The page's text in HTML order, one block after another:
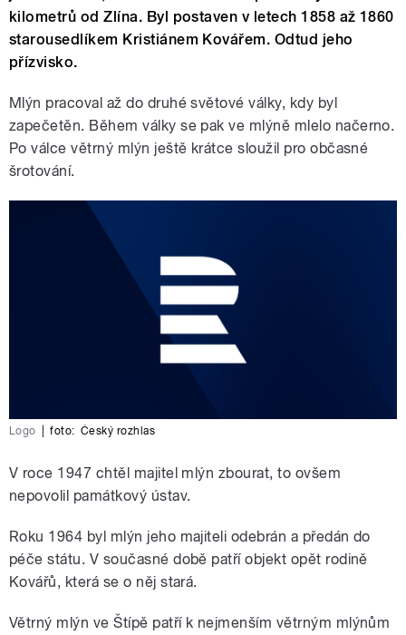
kilometrů od Zlína. Byl postaven v letech 1858 až 1860
starousedlíkem Kristiánem Kovářem. Odtud jeho
přízvisko.
Mlýn pracoval až do druhé světové války, kdy byl
zapečetěn. Během války se pak ve mlýně mlelo načerno.
Po válce větrný mlýn ještě krátce sloužil pro občasné
šrotování.
Logo foto: Český rozhlas
V roce 1947 chtěl majitel mlýn zbourat, to ovšem
nepovolil památkový ústav.
Roku 1964 byl mlýn jeho majiteli odebrán a předán do
péče státu. V současné době patří objekt opět rodině
Kovářů, která se o něj stará.
Větrný mlýn ve Štípě patří k nejmenším větrným mlýnům